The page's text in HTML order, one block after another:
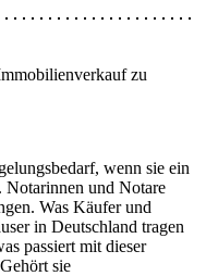
zu
wenn sie ein
Notarinnen und Notare
Was Käufer und
in Deutschland tragen
passiert mit dieser
sie